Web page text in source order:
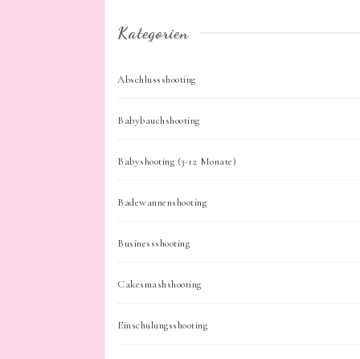
Kategorien
Abschlussshooting
Babybauchshooting
Babyshooting (3-12 Monate)
Badewannenshooting
Businessshooting
Cakesmashshooting
Einschulungsshooting